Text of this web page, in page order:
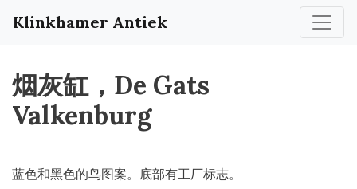
Klinkhamer Antiek
烟灰缸，De Gats
Valkenburg
蓝色和黑色的鸟图案。底部有工厂标志。